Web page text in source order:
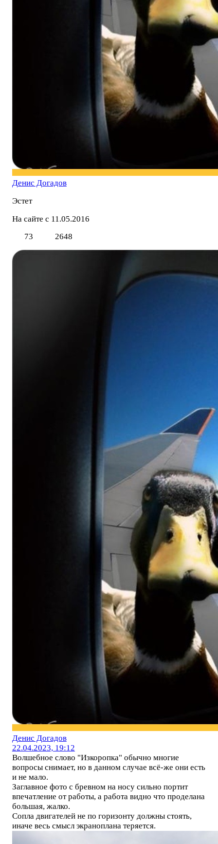
Денис Догадов
Эстет
На сайте с 11.05.2016
73
2648
Денис Догадов
22.04.2023, 19:12
Волшебное слово "Изкоропка" обычно многие
вопросы снимает, но в данном случае всё-же они есть
и не мало.
Заглавное фото с бревном на носу сильно портит
впечатление от работы, а работа видно что проделана
большая, жалко.
Сопла двигателей не по горизонту должны стоять,
иначе весь смысл экраноплана теряется.